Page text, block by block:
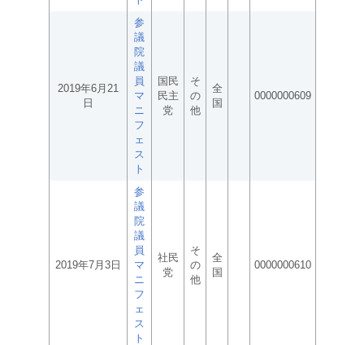
2019年6月21
日
参
議
院
議
員
マ
ニ
フ
ェ
ス
ト
国民
民主
党
そ
の
他
全
国
0000000609
2019年7月3日
参
議
院
議
員
マ
ニ
フ
ェ
ス
ト
社民
党
そ
の
他
全
国
0000000610